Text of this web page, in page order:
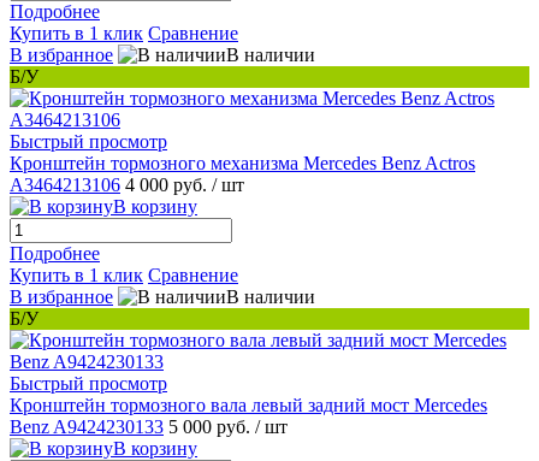
Подробнее
Купить в 1 клик Сравнение
В избранное
В наличии
Б/У
Быстрый просмотр
Кронштейн тормозного механизма Mercedes Benz Actros
A3464213106 4 000 руб. / шт
В корзину
Подробнее
Купить в 1 клик Сравнение
В избранное
В наличии
Б/У
Быстрый просмотр
Кронштейн тормозного вала левый задний мост Mercedes
Benz A9424230133 5 000 руб. / шт
В корзину